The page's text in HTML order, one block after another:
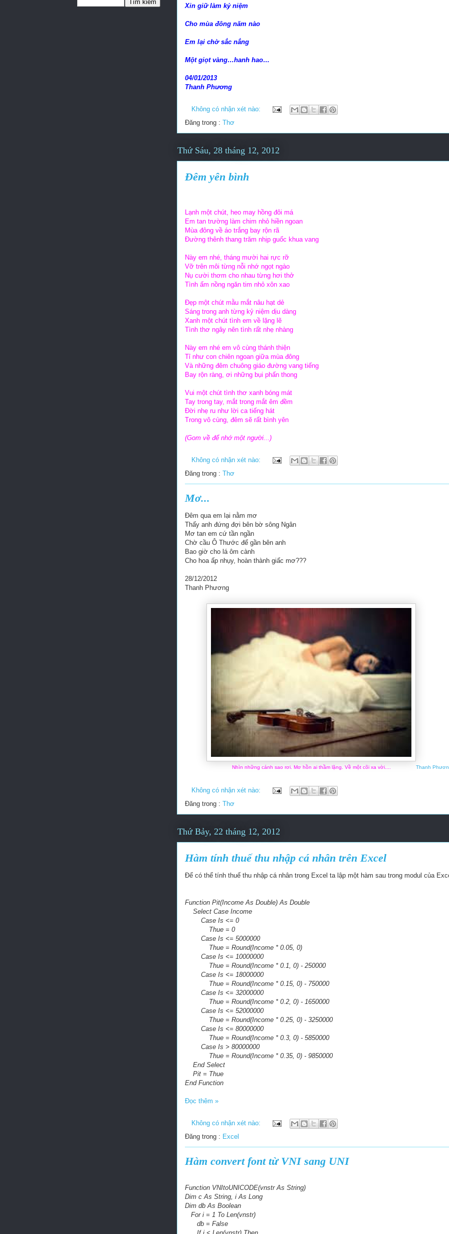
Xin giữ làm kỷ niệm
Cho mùa đông năm nào
Em lại chờ sắc nắng
Một giọt vàng…hanh hao…
04/01/2013
Thanh Phương
Không có nhận xét nào:
Đăng trong : Thơ
Thứ Sáu, 28 tháng 12, 2012
Đêm yên bình
Lạnh một chút, heo may hồng đôi má
Em tan trường làm chim nhỏ hiền ngoan
Mùa đông về áo trắng bay rộn rã
Đường thênh thang trăm nhịp guốc khua vang
Này em nhé, tháng mười hai rực rỡ
Vỡ trên môi từng nỗi nhớ ngọt ngào
Nụ cười thơm cho nhau từng hơi thở
Tình ấm nồng ngăn tim nhỏ xôn xao
Đẹp một chút mằu mắt nâu hạt dẻ
Sáng trong anh từng kỷ niệm dịu dàng
Xanh một chút tình em về lặng lẽ
Tình thơ ngây nên tình rất nhẹ nhàng
Này em nhé em vô cùng thánh thiện
Tỉ như con chiên ngoan giữa mùa đông
Và những đêm chuông giáo đường vang tiếng
Bay rộn ràng, ơi những bụi phấn thong
Vui một chút tình thơ xanh bóng mát
Tay trong tay, mắt trong mắt êm đềm
Đời nhẹ ru như lời ca tiếng hát
Trong vô cùng, đêm sẽ rất bình yên
(Gom về để nhớ một người ...)
Không có nhận xét nào:
Đăng trong : Thơ
Mơ...
Đêm qua em lại nằm mơ
Thấy anh đứng đợi bên bờ sông Ngân
Mơ tan em cứ tần ngần
Chờ cầu Ô Thước để gần bên anh
Bao giờ cho lá ôm cành
Cho hoa ấp nhụy, hoàn thành giấc mơ???
28/12/2012
Thanh Phương
Nhìn những cánh sao rơi. Mơ hồn ai thầm lặng. Về một cõi xa vời.... Thanh
Không có nhận xét nào:
Đăng trong : Thơ
Thứ Bảy, 22 tháng 12, 2012
Hàm tính thuế thu nhập cá nhân trên Excel
Để có thể tính thuế thu nhập cá nhân trong Excel ta lập một hàm sau trong modul của
Function Pit(Income As Double) As Double
Select Case Income
Case Is <= 0
Thue = 0
Case Is <= 5000000
Thue = Round(Income * 0.05, 0)
Case Is <= 10000000
Thue = Round(Income * 0.1, 0) - 250000
Case Is <= 18000000
Thue = Round(Income * 0.15, 0) - 750000
Case Is <= 32000000
Thue = Round(Income * 0.2, 0) - 1650000
Case Is <= 52000000
Thue = Round(Income * 0.25, 0) - 3250000
Case Is <= 80000000
Thue = Round(Income * 0.3, 0) - 5850000
Case Is > 80000000
Thue = Round(Income * 0.35, 0) - 9850000
End Select
Pit = Thue
End Function
Đọc thêm »
Không có nhận xét nào:
Đăng trong : Excel
Hàm convert font từ VNI sang UNI
Function VNItoUNICODE(vnstr As String)
Dim c As String, i As Long
Dim db As Boolean
For i = 1 To Len(vnstr)
db = False